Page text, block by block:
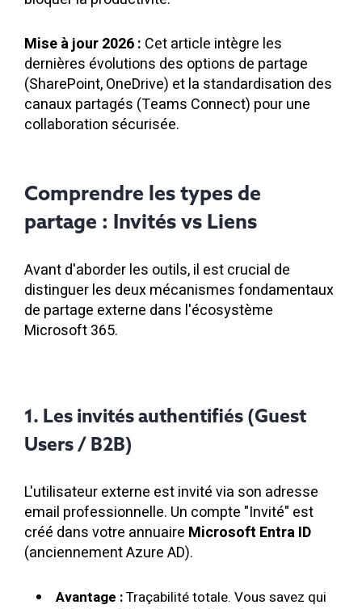
Mise à jour 2026 : Cet article intègre les
dernières évolutions des options de partage
(SharePoint, OneDrive) et la standardisation des
canaux partagés (Teams Connect) pour une
collaboration sécurisée.
Comprendre les types de
partage : Invités vs Liens
Avant d'aborder les outils, il est crucial de
distinguer les deux mécanismes fondamentaux
de partage externe dans l'écosystème
Microsoft 365.
1. Les invités authentifiés (Guest
Users / B2B)
L'utilisateur externe est invité via son adresse
email professionnelle. Un compte "Invité" est
créé dans votre annuaire Microsoft Entra ID
(anciennement Azure AD).
Avantage :Traçabilité totale. Vous savez qui